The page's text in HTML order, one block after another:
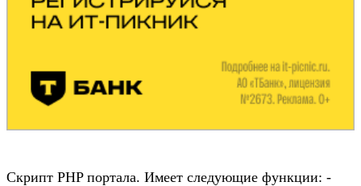
Скрипт PHP портала. Имеет следующие функции: -